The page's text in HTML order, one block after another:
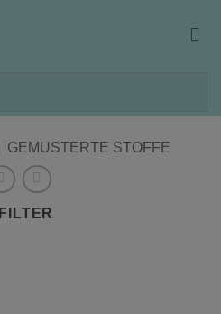
GEMUSTERTE STOFFE
FILTER